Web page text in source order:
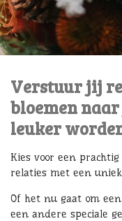
Verstuur jij
bloemen
leuker
Kies voor een
relaties met een
Of het nu gaat om
een andere speciale